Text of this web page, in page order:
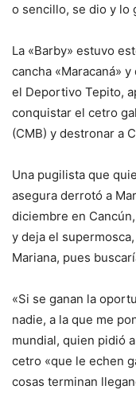
o sencillo, se dio y lo
La «Barby» estuvo
cancha «Maracaná»
el Deportivo Tepito,
conquistar el cetro
(CMB) y destronar a
Una pugilista que
asegura derrotó a
diciembre en
y deja el
Mariana, pues
«Si se ganan la
nadie, a la que me
mundial, quien pidió
cetro «que le echen
cosas terminan